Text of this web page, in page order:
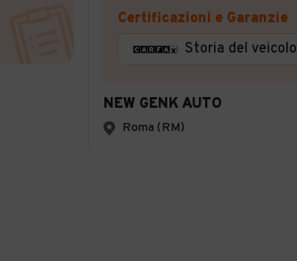
Certificazioni e Garanzie
Storia del veicolo
NEW GENK AUTO
Roma (RM)